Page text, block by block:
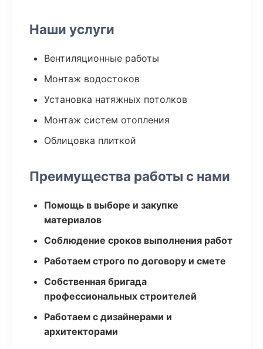
Наши услуги
Вентиляционные работы
Монтаж водостоков
Установка натяжных потолков
Монтаж систем отопления
Облицовка плиткой
Преимущества работы с нами
Помощь в выборе и закупке
материалов
Соблюдение сроков выполнения работ
Работаем строго по договору и смете
Собственная бригада
профессиональных строителей
Работаем с дизайнерами и
архитекторами